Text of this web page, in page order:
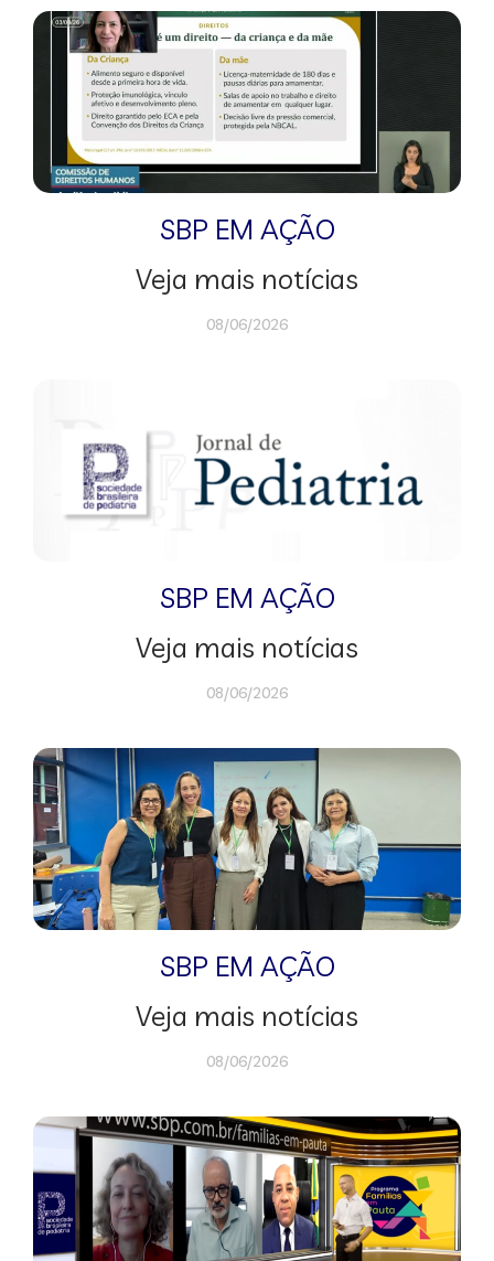
SBP EM AÇÃO
Veja mais notícias
08/06/2026
SBP EM AÇÃO
Veja mais notícias
08/06/2026
SBP EM AÇÃO
Veja mais notícias
08/06/2026